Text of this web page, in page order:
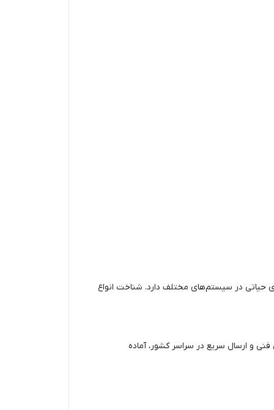
حیاتی در سیستم‌های مختلف دارد. شناخت انواع
فنی و ارسال سریع در سراسر کشور، آماده